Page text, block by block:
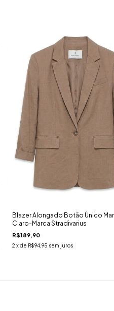
Blazer Alongado Botão Único
Claro-Marca Stradivarius
R$189,90
2 x de R$94,95 sem juros